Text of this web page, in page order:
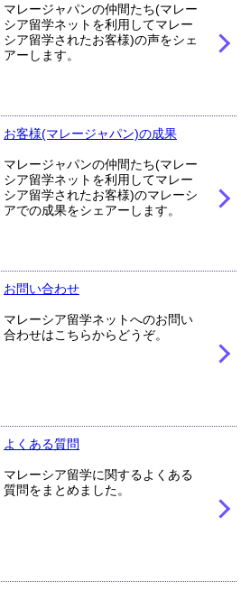
マレージャパンの仲間たち(マレー
シア留学ネットを利用してマレー
シア留学されたお客様)の声をシェ
アーします。
お客様(マレージャパン)の成果
マレージャパンの仲間たち(マレー
シア留学ネットを利用してマレー
シア留学されたお客様)のマレーシ
アでの成果をシェアーします。
お問い合わせ
マレーシア留学ネットへのお問い
合わせはこちらからどうぞ。
よくある質問
マレーシア留学に関するよくある
質問をまとめました。